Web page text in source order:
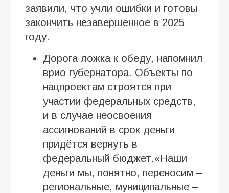
заявили, что учли ошибки и готовы
закончить незавершенное в 2025
году.
Дорога ложка к обеду, напомнил
врио губернатора. Объекты по
нацпроектам строятся при
участии федеральных средств,
и в случае неосвоения
ассигнований в срок деньги
придётся вернуть в
федеральный бюджет.«Наши
деньги мы, понятно, переносим –
региональные, муниципальные –